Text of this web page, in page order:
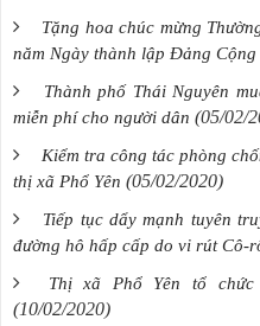
Tặng hoa chúc mừng
năm Ngày thành lập Đảng Cộng
Thành phố Thái Nguyên
miễn phí cho người dân (05/02/
Kiểm tra công tác phòng
thị xã Phổ Yên (05/02/2020)
Tiếp tục dẩy mạnh tuyên
đường hô hấp cấp do vi rút Cô-
Thị xã Phổ Yên tổ
(10/02/2020)